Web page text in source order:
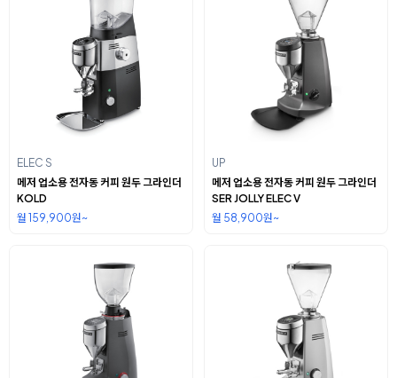
ELEC S
메저 업소용 전자동 커피 원두 그라인더
KOLD
월 159,900원~
UP
메저 업소용 전자동 커피 원두 그라인더
SER JOLLY ELEC V
월 58,900원~